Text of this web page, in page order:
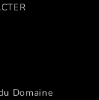
Domaine